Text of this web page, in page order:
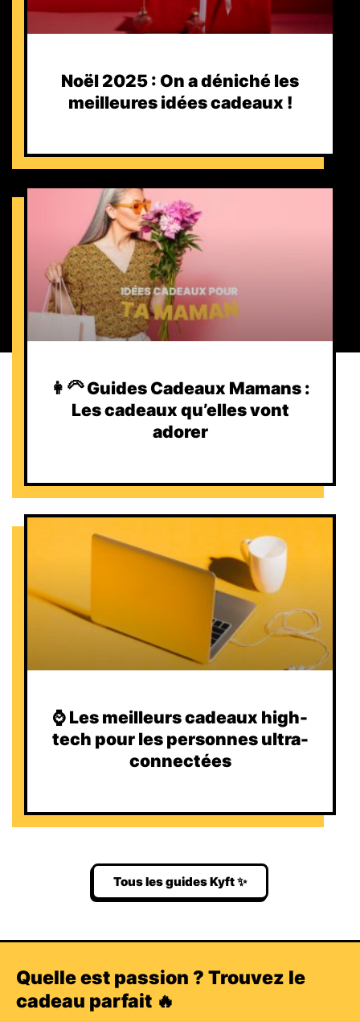
Noël 2025 : On a déniché les
meilleures idées cadeaux !
👩‍🦳 Guides Cadeaux Mamans :
Les cadeaux qu’elles vont
adorer
⌚️ Les meilleurs cadeaux high-
tech pour les personnes ultra-
connectées
Tous les guides Kyft ✨
Quelle est passion ? Trouvez le
cadeau parfait 🔥